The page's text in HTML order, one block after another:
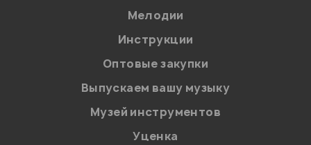
на обработку персональных данных в
Политикой в отношении обработки
персональных данных.
Введите проверочное число:
Мелодии
Инструкции
Оптовые закупки
Выпускаем вашу музыку
Музей инструментов
Уценка